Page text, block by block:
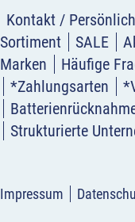
Kontakt /
Sortiment
SALE
Marken
Häufige
*Zahlungsarten
Strukturierte
Impressum